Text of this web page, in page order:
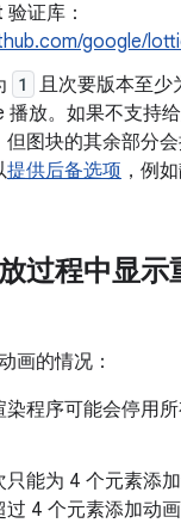
证库：
google/
1 且次要版本至少
播放。如果不支持
图块的其余部分
提供后备选项 ，例
过程中显示
画的情况：
程序可能会停用
只能为 4 个元素添
过 4 个元素添加动